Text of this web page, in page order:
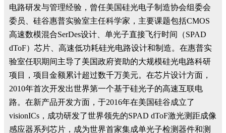
电路研发与管理经验，曾任美国硅光电子制造协会组委会
委员、硅谷惠普实验室主任科学家，主要课题包括CMOS
高速数模混合SerDes设计、单光子直接飞行时间（SPAD
dToF）芯片、高速低功耗硅光电路设计和制造。在惠普实
验室任职期间主导了美国政府资助的大规模硅光电路科研
项目，项目金额累计超过数千万美元。在芯片设计方面，
2010年首次开发出世界第一个基于硅光子的高速互联电
路。在新产品开发方面，于2016年在美国硅谷成立了
visionICs，成功研发了世界领先的SPAD dToF激光测距成像
感应器系列芯片，成为世界首家集成单光子检测器件和测